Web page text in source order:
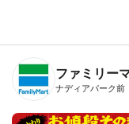
B
n
T
ファミリー
ナディアパーク前